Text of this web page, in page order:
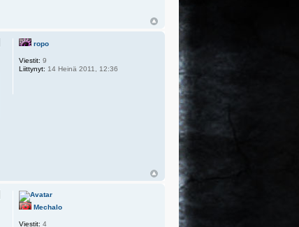
ropo
Viestit: 9
Liittynyt: 14 Heinä 2011, 12:36
Mechalo
Viestit: 4